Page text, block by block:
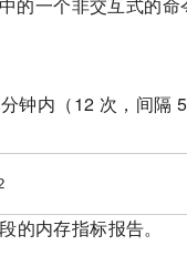
钟内（12 次，间隔
的内存指标报告。